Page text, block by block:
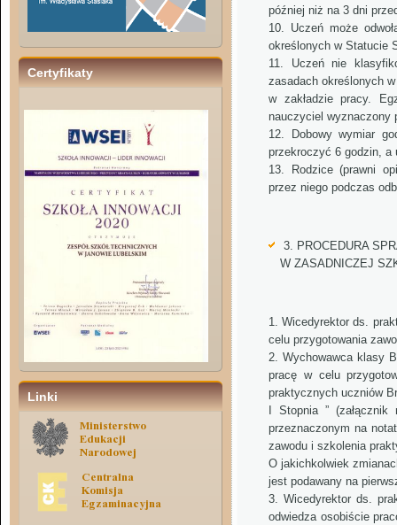
Certyfikaty
Linki
później niż na 3 dni
Uczeń może
określonych w Statucie
Uczeń nie
zasadach określonych
w zakładzie pracy.
nauczyciel wyznaczony
Dobowy wymiar
przekroczyć 6 godzin, a
Rodzice (prawni
przez niego podczas
3. PROCEDURA
W ZASADNICZEJ
Wicedyrektor ds.
celu przygotowania
Wychowawca klasy
pracę w celu
praktycznych uczniów
I Stopnia ”
przeznaczonym na
zawodu i szkolenia
O jakichkolwiek
jest podawany na
Wicedyrektor ds.
odwiedza osobiście